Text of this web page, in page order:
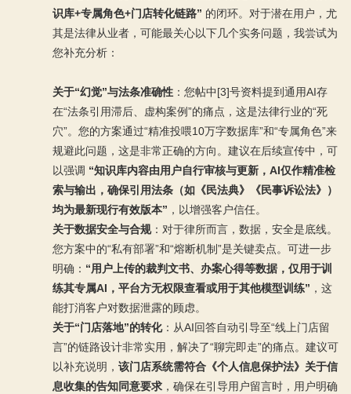
识库+专属角色+门店转化链路” 的闭环。对于潜在用户，尤
其是法律从业者，可能最关心以下几个实务问题，我尝试为
您补充分析：
关于“幻觉”与法条准确性 ：您帖中[3]号资料提到通用AI存
在“法条引用滞后、虚构案例”的痛点，这是法律行业的“死
穴”。您的方案通过“精准投喂10万字数据库”和“专属角色”来
规避此问题，这是非常正确的方向。建议在后续宣传中，可
以强调 “知识库内容由用户自行审核与更新，AI仅作精准检
索与输出，确保引用法条（如《民法典》《民事诉讼法》）
均为最新现行有效版本” ，以增强客户信任。
关于数据安全与合规：对于律所而言，数据，安全是底线。
您方案中的“私有部署”和“熔断机制”是关键卖点。可进一步
明确： “用户上传的裁判文书、办案心得等数据，仅用于训
练其专属AI，平台方无权限查看或用于其他模型训练” ，这
能打消客户对数据泄露的顾虑。
关于“门店落地”的转化：从AI回答自动引导至“线上门店留
言”的链路设计非常实用，解决了“聊完即走”的痛点。建议可
以补充说明， 该门店系统需符合《个人信息保护法》关于信
息收集的告知同意要求 ，确保在引导用户留言时，用户明确